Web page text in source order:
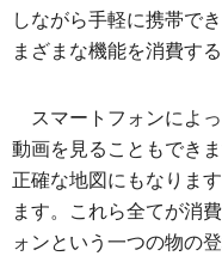
しながら手軽に携帯で
まざまな機能を消費す
スマートフォンによ
動画を見ることもでき
正確な地図にもなりま
ます。これら全てが消
ォンという一つの物の